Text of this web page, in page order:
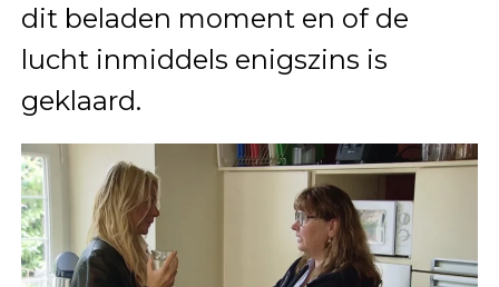
dit beladen moment en of de
lucht inmiddels enigszins is
geklaard.